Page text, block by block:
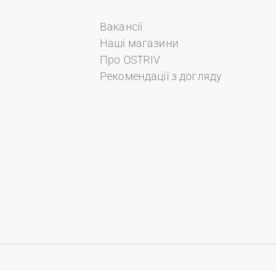
Вакансії
Наші магазини
Про OSTRIV
Рекомендації з догляду